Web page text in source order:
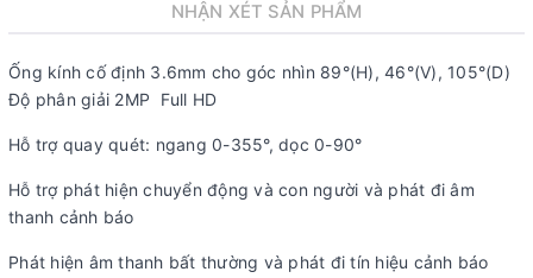
NHẬN XÉT SẢN PHẨM
Ống kính cố định 3.6mm cho góc nhìn 89°(H), 46°(V), 105°(D)
Độ phân giải 2MP Full HD
Hỗ trợ quay quét: ngang 0-355°, dọc 0-90°
Hỗ trợ phát hiện chuyển động và con người và phát đi âm
thanh cảnh báo
Phát hiện âm thanh bất thường và phát đi tín hiệu cảnh báo